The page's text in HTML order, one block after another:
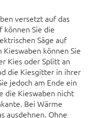
versetzt auf das
Sie die
Säge auf
können Sie
Kies oder Splitt an
die Kiesgitter in ihrer
jedoch am Ende ein
die Kieswaben nicht
Bei Wärme
ausdehnen. Ohne